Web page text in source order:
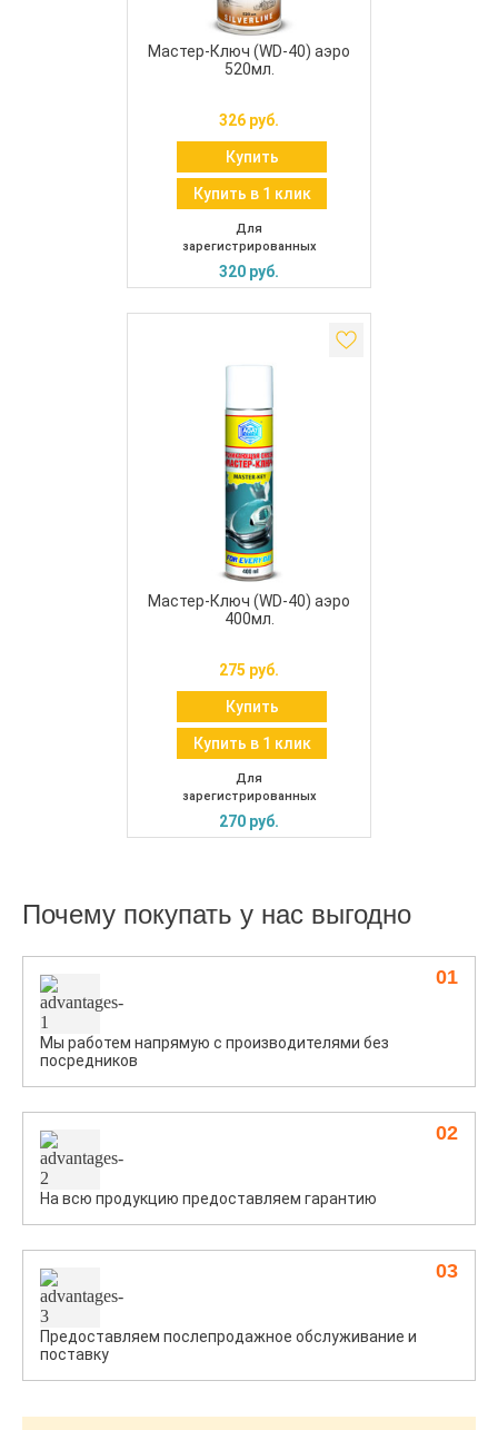
Мастер-Ключ (WD-40) аэро
520мл.
326 руб.
Купить
Купить в 1 клик
Для
зарегистрированных
320 руб.
Мастер-Ключ (WD-40) аэро
400мл.
275 руб.
Купить
Купить в 1 клик
Для
зарегистрированных
270 руб.
Почему покупать у нас выгодно
Мы работем напрямую с производителями без
посредников
01
На всю продукцию предоставляем гарантию
02
Предоставляем послепродажное обслуживание и
поставку
03